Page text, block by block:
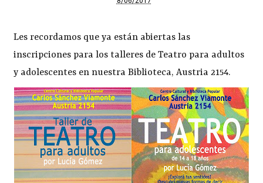
Les recordamos que ya están abiertas las
inscripciones para los talleres de Teatro para adultos
y adolescentes en nuestra Biblioteca, Austria 2154.